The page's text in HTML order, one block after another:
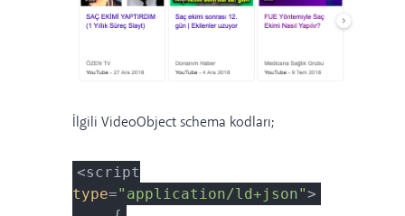
İlgili VideoObject schema kodları;
<script
type="application/ld+json">